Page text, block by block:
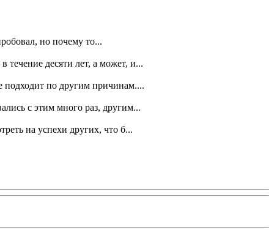
но почему то...
течение десяти лет, а может, и...
подходит по другим причинам....
с этим много раз, другим...
на успехи других, что б...